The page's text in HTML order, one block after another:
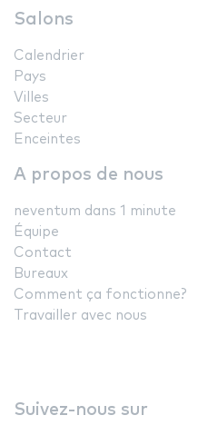
Salons
Calendrier
Pays
Villes
Secteur
Enceintes
A propos de nous
neventum dans 1 minute
Équipe
Contact
Bureaux
Comment ça fonctionne?
Travailler avec nous
Suivez-nous sur